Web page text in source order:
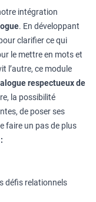
intégration
. En développant
clarifier ce qui
le mettre en mots et
l’autre, ce module
respectueux de
la possibilité
de poser ses
faire un pas de plus
défis relationnels